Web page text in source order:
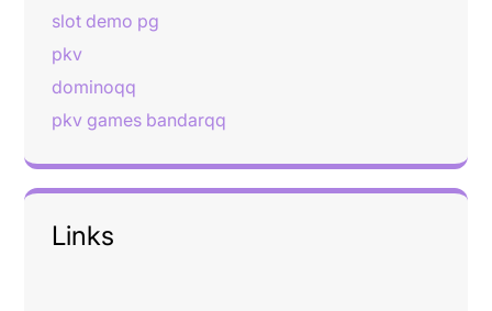
slot demo pg
pkv
dominoqq
pkv games bandarqq
Links